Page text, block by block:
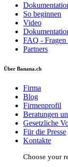
So beginnen
Video
FAQ -
Partners
Über Banana.ch
Firma
Blog
Firmenprofil
Beratungen
Gesetzliche
Für die Presse
Kontakte
Choose your